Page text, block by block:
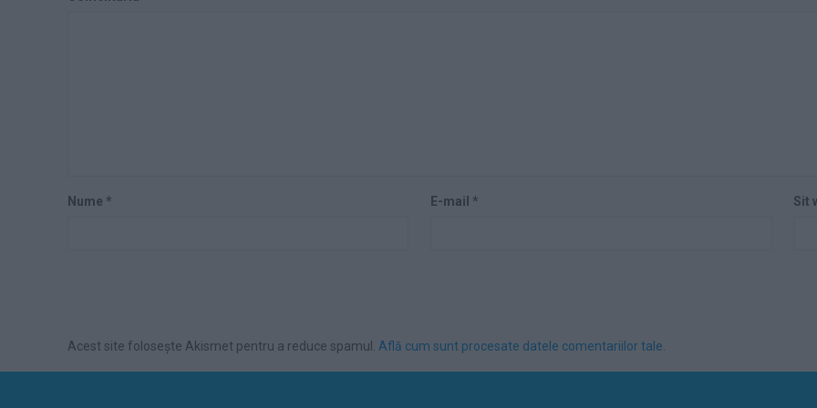
Nume * E-mail * Sit
Acest site folosește Akismet pentru a reduce spamul.Află cum sunt procesate datele comentariilor tale.